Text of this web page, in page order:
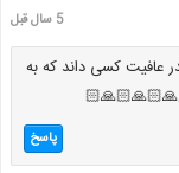
5 سال قبل
عافیت کسی داند که به
پاسخ